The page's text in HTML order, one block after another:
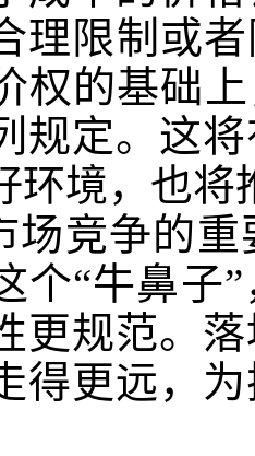
理限制或
权的基础
规定。这
环境，也
场竞争的
个“牛鼻子
更规范。
得更远，